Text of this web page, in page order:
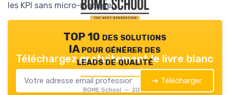
les KPI sans micro-manager.
TOP 10 des solutions
IA pour générer des
leads de qualité
BOME School — 2026
Téléchargez gratuitement le livre blanc
➔ Télécharger